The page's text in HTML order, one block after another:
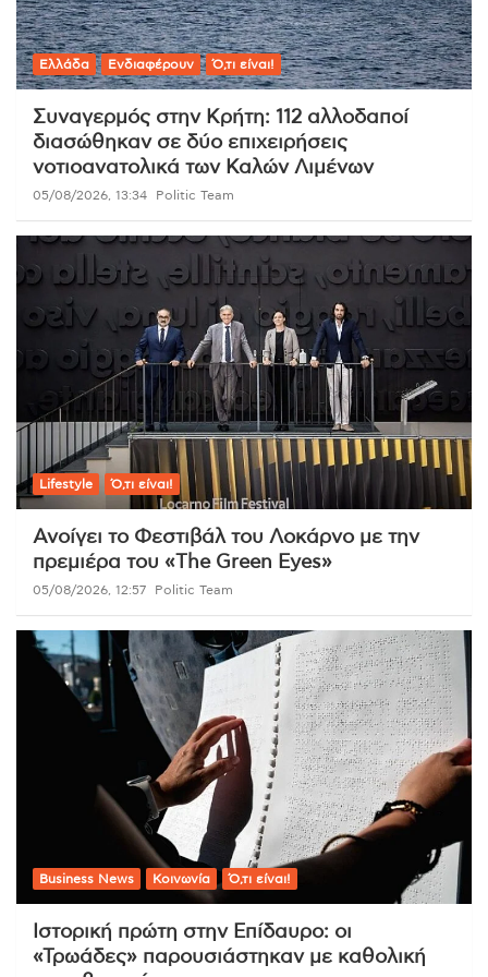
Ελλάδα Ενδιαφέρουν Ό,τι είναι!
Συναγερμός στην Κρήτη: 112 αλλοδαποί
διασώθηκαν σε δύο επιχειρήσεις
νοτιοανατολικά των Καλών Λιμένων
05/08/2026, 13:34 Politic Team
Lifestyle Ό,τι είναι!
Ανοίγει το Φεστιβάλ του Λοκάρνο με την
πρεμιέρα του «The Green Eyes»
05/08/2026, 12:57 Politic Team
Business News Κοινωνία Ό,τι είναι!
Ιστορική πρώτη στην Επίδαυρο: οι
«Τρωάδες» παρουσιάστηκαν με καθολική